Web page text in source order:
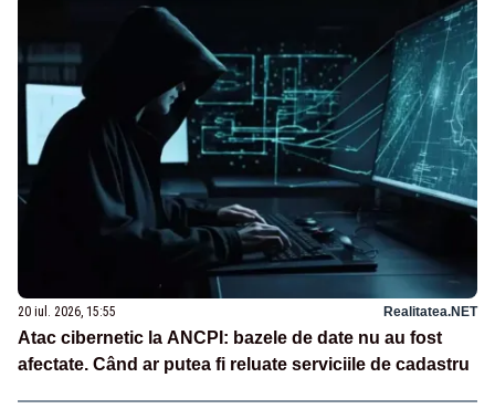
20 iul. 2026, 15:55 Realitatea.NET
Atac cibernetic la ANCPI: bazele de date nu au fost
afectate. Când ar putea fi reluate serviciile de cadastru